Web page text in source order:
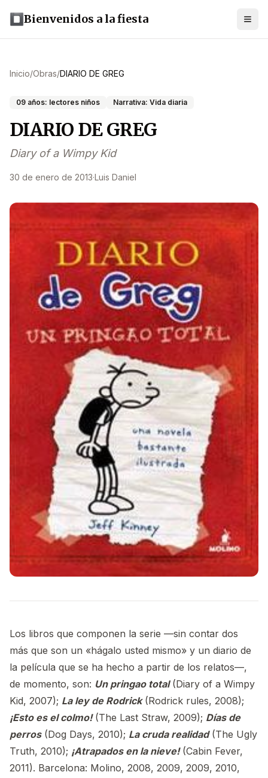
Bienvenidos a la fiesta
Inicio/Obras/DIARIO DE GREG
09 años: lectores niños Narrativa: Vida diaria
DIARIO DE GREG
Diary of a Wimpy Kid
30 de enero de 2013·Luis Daniel
Los libros que componen la serie —sin contar dos
más que son un «hágalo usted mismo» y un diario de
la película que se ha hecho a partir de los relatos—,
de momento, son: Un pringao total(Diary of a Wimpy
Kid, 2007); La ley de Rodrick(Rodrick rules, 2008);
¡Esto es el colmo!(The Last Straw, 2009); Días de
perros(Dog Days, 2010); La cruda realidad(The Ugly
Truth, 2010); ¡Atrapados en la nieve!(Cabin Fever,
2011). Barcelona: Molino, 2008, 2009, 2009, 2010,